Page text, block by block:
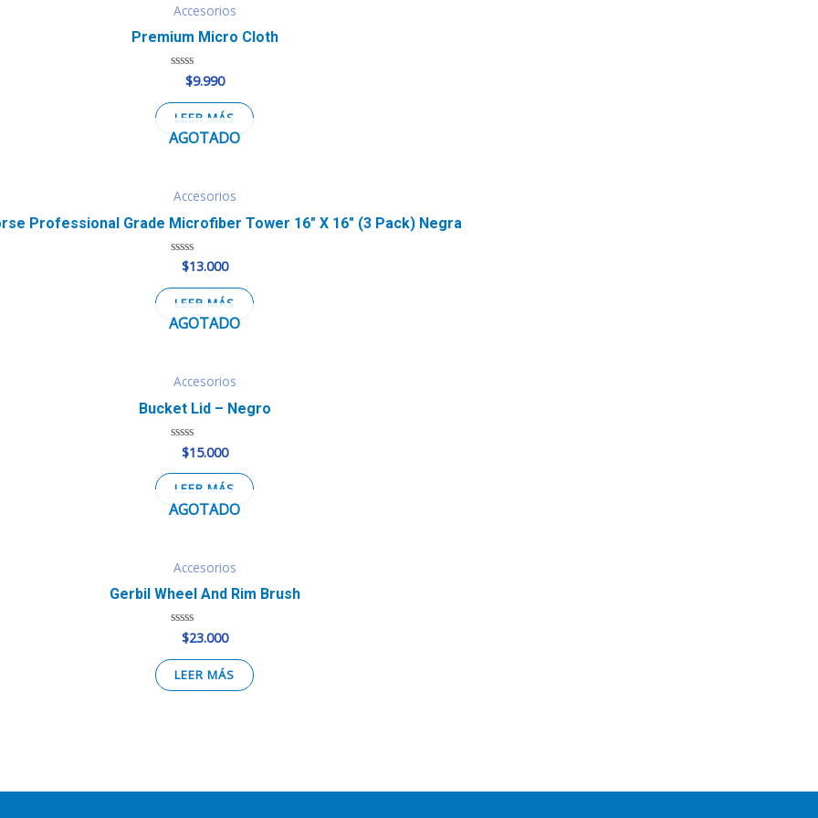
Accesorios
Premium Micro Cloth
Valorado
0
de
5
$9.990
LEER MÁS
AGOTADO
Accesorios
Professional Grade Microfiber Tower 16″ X 16″ (3 Pack) Negra
Valorado
0
de
5
$13.000
LEER MÁS
AGOTADO
Accesorios
Bucket Lid – Negro
Valorado
0
de
5
$15.000
LEER MÁS
AGOTADO
Accesorios
Gerbil Wheel And Rim Brush
Valorado
0
de
5
$23.000
LEER MÁS